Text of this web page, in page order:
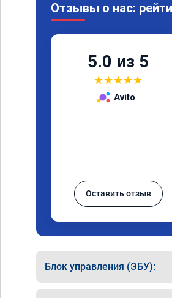
Отзывы о нас:
5.0 из 5
★★★★★
Avito
Оставить отзыв
Блок управления (ЭБУ):